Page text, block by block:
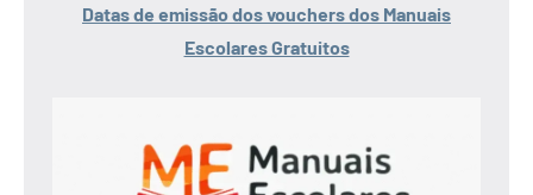
Datas de emissão dos vouchers dos Manuais
Escolares Gratuitos